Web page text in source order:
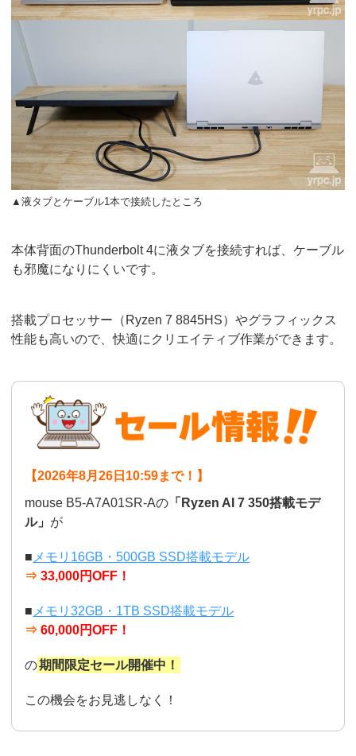
▲液タブとケーブル1本で接続したところ
本体背面のThunderbolt 4に液タブを接続すれば、ケーブル
も邪魔になりにくいです。
搭載プロセッサー（Ryzen 7 8845HS）やグラフィックス
性能も高いので、快適にクリエイティブ作業ができます。
【2026年8月26日10:59まで！】
mouse B5-A7A01SR-Aの 「Ryzen AI 7 350搭載モデ
ル」 が
■ メモリ16GB・500GB SSD搭載モデル
⇒ 33,000円OFF！
■ メモリ32GB・1TB SSD搭載モデル
⇒ 60,000円OFF！
の期間限定セール開催中！
この機会をお見逃しなく！